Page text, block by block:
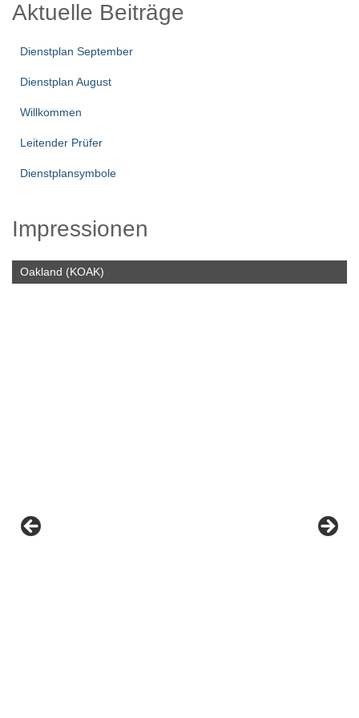
e
Aktuelle Beiträge
Dienstplan September
Dienstplan August
Willkommen
Leitender Prüfer
Dienstplansymbole
Impressionen
Oakland (KOAK)